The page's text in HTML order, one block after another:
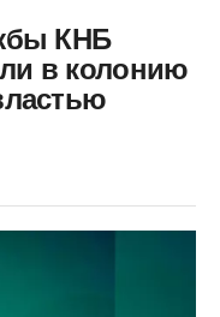
КНБ
в колонию